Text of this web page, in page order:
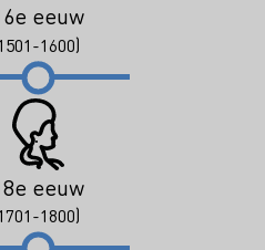
eeuw
1600)
eeuw
1800)